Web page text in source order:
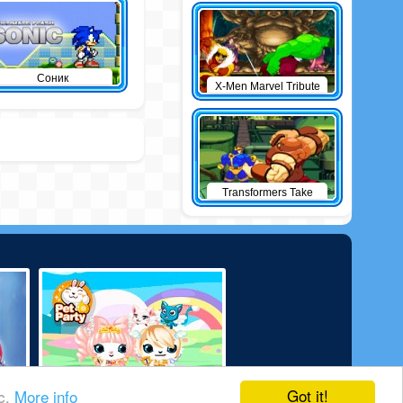
Got it!
More info
Соник
X-Men Marvel Tribute
Transformers Take
Down